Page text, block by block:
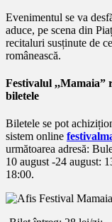
Evenimentul se va
aduce, pe scena din
recitaluri susținute de
românească.
Festivalul ,,Mamaia”
biletele
Biletele se pot
sistem online
următoarea adresă:
10 august -24 august:
18:00.